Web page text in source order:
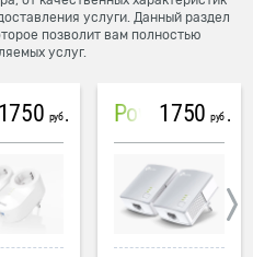
услуги. Данный раздел
позволит вам полностью
услуг.
PowerLine Tenda PH6
1750 руб PowerLine TP-Link AV600
1750 руб